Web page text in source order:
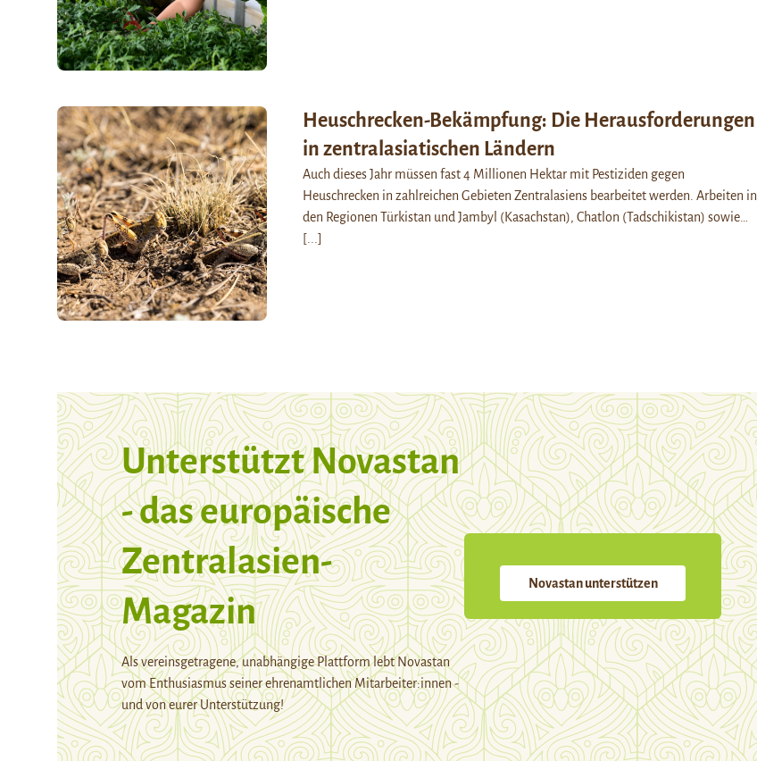
Heuschrecken-Bekämpfung: Die Herausforderungen
in zentralasiatischen Ländern
Auch dieses Jahr müssen fast 4 Millionen Hektar mit Pestiziden gegen
Heuschrecken in zahlreichen Gebieten Zentralasiens bearbeitet werden. Arbeiten in
den Regionen Türkistan und Jambyl (Kasachstan), Chatlon (Tadschikistan) sowie…
[...]
Unterstützt Novastan
- das europäische
Zentralasien-
Magazin
Als vereinsgetragene, unabhängige Plattform lebt Novastan
vom Enthusiasmus seiner ehrenamtlichen Mitarbeiter:innen -
und von eurer Unterstützung!
Novastan unterstützen